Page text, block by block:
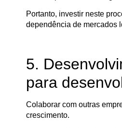
Portanto, investir neste
dependência de mercados
5.
para
Colaborar com outras
crescimento.